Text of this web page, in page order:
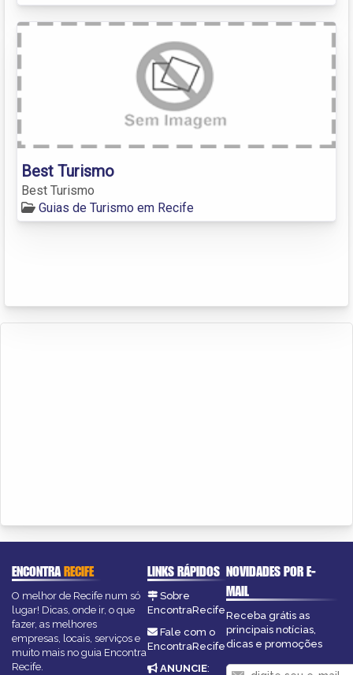
Best Turismo
Best Turismo
Guias de Turismo em Recife
ENCONTRARECIFE
O melhor de Recife num só
lugar! Dicas, onde ir, o que
fazer, as melhores
empresas, locais, serviços e
muito mais no guia Encontra
Recife.
LINKS RÁPIDOS
Sobre
EncontraRecife
Fale com o
EncontraRecife
ANUNCIE:
NOVIDADES POR E-
MAIL
Receba grátis as
principais notícias,
dicas e promoções